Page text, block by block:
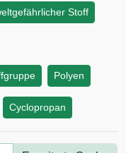
Stoff
Polyen
Cyclopropan